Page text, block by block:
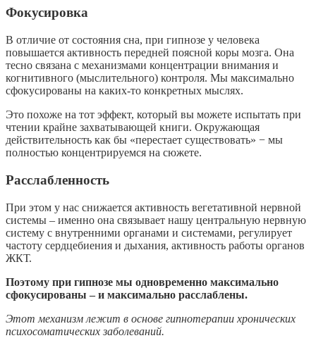
Фокусировка
В отличие от состояния сна, при гипнозе у человека
повышается активность передней поясной коры мозга. Она
тесно связана с механизмами концентрации внимания и
когнитивного (мыслительного) контроля. Мы максимально
сфокусированы на каких-то конкретных мыслях.
Это похоже на тот эффект, который вы можете испытать при
чтении крайне захватывающей книги. Окружающая
действительность как бы «перестает существовать» − мы
полностью концентрируемся на сюжете.
Расслабленность
При этом у нас снижается активность вегетативной нервной
системы – именно она связывает нашу центральную нервную
систему с внутренними органами и системами, регулирует
частоту сердцебиения и дыхания, активность работы органов
ЖКТ.
Поэтому при гипнозе мы одновременно максимально
сфокусированы – и максимально расслаблены.
Этот механизм лежит в основе гипнотерапии хронических
психосоматических заболеваний.